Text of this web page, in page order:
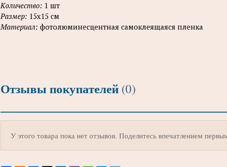
Количество: 1 шт
Размер: 15x15 см
Материал: фотолюминесцентная самоклеящаяся плeнка
Отзывы покупателей (0)
У этого товара пока нет отзывов. Поделитесь впечатлением